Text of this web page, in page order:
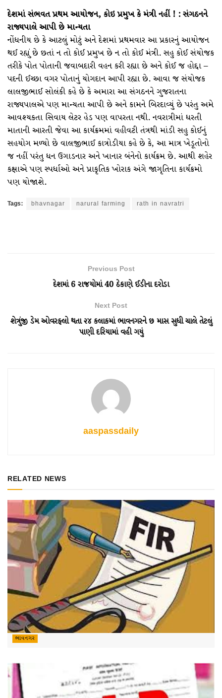
દેશમાં સંભવત પ્રથમ આયોજન, કોઇ પ્રમુખ કે મંત્રી નહીં ! : સંગઠનને
રાજ્યપાલે આપી છે માન્યતા
નોંધનીય છે કે આટલું મોટું અને દેશમાં પ્રથમવાર આ પ્રકારનું આયોજન
થઈ રહ્યું છે છતાં ન તો કોઈ પ્રમુખ છે ન તો કોઈ મંત્રી. સહુ કોઈ સંયોજક
તરીકે પોત પોતાની જવાબદારી વહન કરી રહ્યા છે અને કોઈ જ હોદ્દા –
પદની ઈચ્છા વગર પોતાનું યોગદાન આપી રહ્યા છે. આવા જ સંયોજક
લાલજીભાઈ સોલંકી કહે છે કે અમારા આ સંગઠનને ગુજરાતના
રાજ્યપાલએ પણ માન્યતા આપી છે અને કામને બિરદાવ્યું છે પરંતુ અમે
આવશ્યકતા સિવાય લેટર હેડ પણ વાપરતા નથી. નવરાત્રીમાં ધરતી
માતાની આરતી જેવા આ કાર્યક્રમમાં વહીવટી તંત્રથી માંડી સહુ કોઈનું
સહયોગ મળ્યો છે વાલજીભાઈ કાત્રોડીયા કહે છે કે, આ માત્ર ખેડૂતોનો
જ નહીં પરંતુ ધન ઉગાડનાર અને ખાનાર બંનેનો કાર્યક્રમ છે. આથી શહેર
કક્ષાએ પણ સ્પર્ધાઓ અને પ્રાકૃતિક ખોરાક અંગે જાગૃતિના કાર્યક્રમો
પણ યોજાશે.
Tags: bhavnagar narural farming rath in navratri
Previous Post
દેશમાં 6 રાજયોમાં 40 ઠેકાણે ઈડીના દરોડા
Next Post
શેત્રુંજી ડેમ ઓવરફ્લો થતા ૨૪ કલાકમાં ભાવનગરને છ માસ સુધી ચાલે તેટલું
પાણી દરિયામાં વહી ગયું
aaspassdaily
RELATED NEWS
ભાવનગર